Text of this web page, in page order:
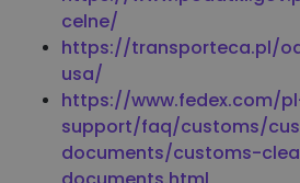
celne/
https://transporteca.pl/
usa/
https://www.fedex.com/
support/faq/customs/
documents/customs-